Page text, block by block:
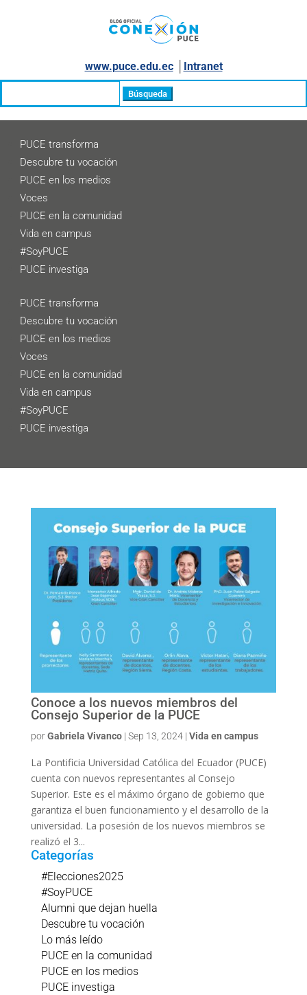
www.puce.edu.ec│ Intranet
PUCE transforma
Descubre tu vocación
PUCE en los medios
Voces
PUCE en la comunidad
Vida en campus
#SoyPUCE
PUCE investiga
PUCE transforma
Descubre tu vocación
PUCE en los medios
Voces
PUCE en la comunidad
Vida en campus
#SoyPUCE
PUCE investiga
Conoce a los nuevos miembros del
Consejo Superior de la PUCE
porGabriela Vivanco| Sep 13, 2024| Vida en campus
La Pontificia Universidad Católica del Ecuador (PUCE)
cuenta con nuevos representantes al Consejo
Superior. Este es el máximo órgano de gobierno que
garantiza el buen funcionamiento y el desarrollo de la
universidad. La posesión de los nuevos miembros se
realizó el 3...
Categorías
#Elecciones2025
#SoyPUCE
Alumni que dejan huella
Descubre tu vocación
Lo más leído
PUCE en la comunidad
PUCE en los medios
PUCE investiga